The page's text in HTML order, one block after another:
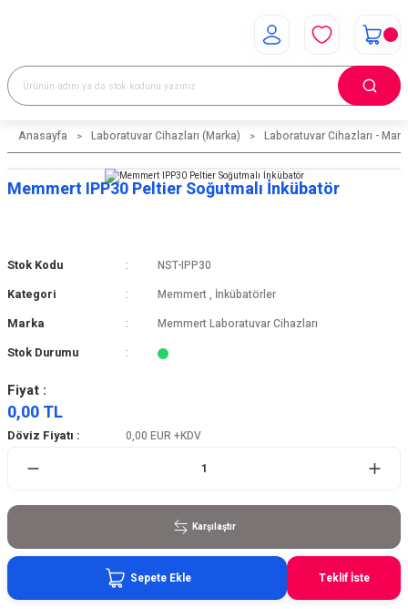
Anasayfa Laboratuvar Cihazları (Marka) Laboratuvar Cihazları -
Memmert IPP30 Peltier Soğutmalı İnkübatör
Stok Kodu NST-IPP30
Kategori Memmert , İnkübatörler
Marka Memmert Laboratuvar Cihazları
Stok Durumu
Fiyat :
0,00 TL
Döviz Fiyatı : 0,00 EUR +KDV
Karşılaştır
Sepete Ekle Teklif İste